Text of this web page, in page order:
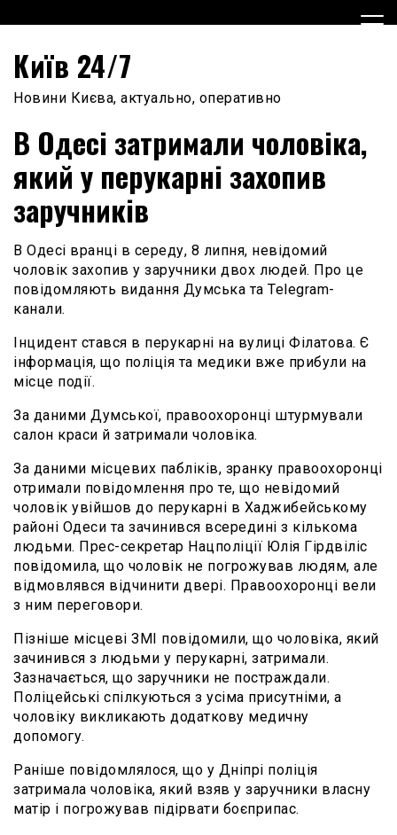
to
Київ 24/7
Новини Києва, актуально, оперативно
В Одесі затримали чоловіка,
який у перукарні захопив
заручників
В Одесі вранці в середу, 8 липня, невідомий
чоловік захопив у заручники двох людей. Про це
повідомляють видання Думська та Telegram-
канали.
Інцидент стався в перукарні на вулиці Філатова. Є
інформація, що поліція та медики вже прибули на
місце події.
За даними Думської, правоохоронці штурмували
салон краси й затримали чоловіка.
За даними місцевих пабліків, зранку правоохоронці
отримали повідомлення про те, що невідомий
чоловік увійшов до перукарні в Хаджибейському
районі Одеси та зачинився всередині з кількома
людьми. Прес-секретар Нацполіції Юлія Гірдвіліс
повідомила, що чоловік не погрожував людям, але
відмовлявся відчинити двері. Правоохоронці вели
з ним переговори.
Пізніше місцеві ЗМІ повідомили, що чоловіка, який
зачинився з людьми у перукарні, затримали.
Зазначається, що заручники не постраждали.
Поліцейські спілкуються з усіма присутніми, а
чоловіку викликають додаткову медичну
допомогу.
Раніше повідомлялося, що у Дніпрі поліція
затримала чоловіка, який взяв у заручники власну
матір і погрожував підірвати боєприпас.